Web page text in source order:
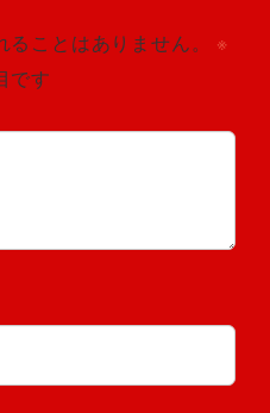
ことはありません。
※
です